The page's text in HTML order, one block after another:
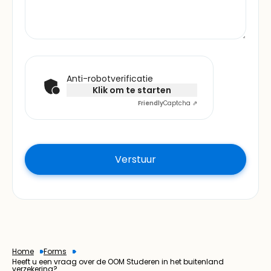
Anti-robotverificatie
Klik om te starten
FriendlyCaptcha ⇗
Home
Forms
Heeft u een vraag over de OOM Studeren in het buitenland
verzekering?